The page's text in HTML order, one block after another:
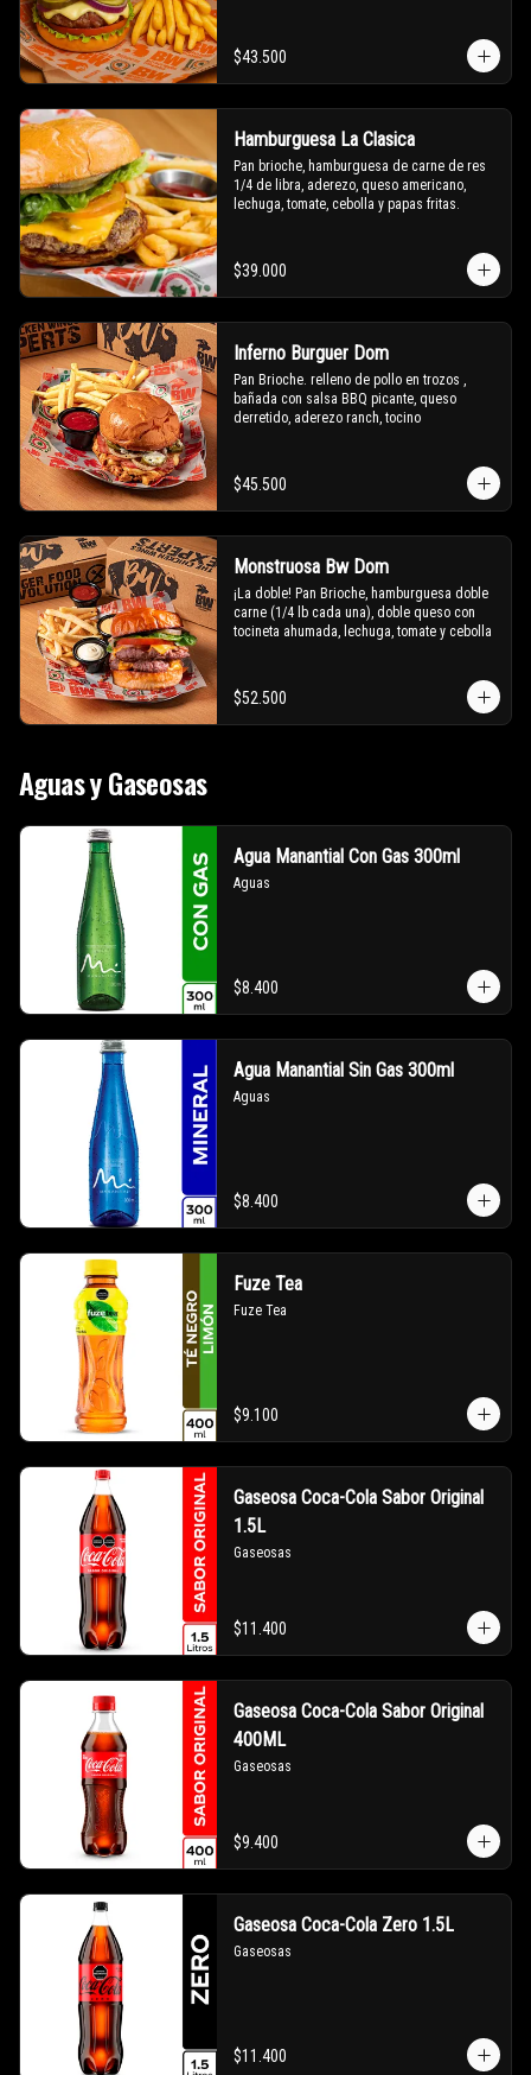
$43.500
Hamburguesa La Clasica
Pan brioche, hamburguesa de carne de res
1/4 de libra, aderezo, queso americano,
lechuga, tomate, cebolla y papas fritas.
$39.000
Inferno Burguer Dom
Pan Brioche. relleno de pollo en trozos ,
bañada con salsa BBQ picante, queso
derretido, aderezo ranch, tocino
$45.500
Monstruosa Bw Dom
¡La doble! Pan Brioche, hamburguesa doble
carne (1/4 lb cada una), doble queso con
tocineta ahumada, lechuga, tomate y cebolla
$52.500
Aguas y Gaseosas
Agua Manantial Con Gas 300ml
Aguas
$8.400
Agua Manantial Sin Gas 300ml
Aguas
$8.400
Fuze Tea
Fuze Tea
$9.100
Gaseosa Coca-Cola Sabor Original
1.5L
Gaseosas
$11.400
Gaseosa Coca-Cola Sabor Original
400ML
Gaseosas
$9.400
Gaseosa Coca-Cola Zero 1.5L
Gaseosas
$11.400